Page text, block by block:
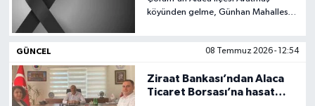
köyünden gelme, Günhan Mahallesi
GÜNCEL 08 Temmuz 2026 - 12:54
Ziraat Bankası’ndan Alaca
Ticaret Borsası’na hasat